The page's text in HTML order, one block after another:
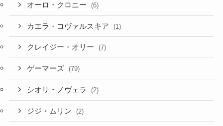
オーロ・クロニー (6)
カエラ・コヴァルスキア (1)
クレイジー・オリー (7)
ゲーマーズ (79)
シオリ・ノヴェラ (2)
ジジ・ムリン (2)